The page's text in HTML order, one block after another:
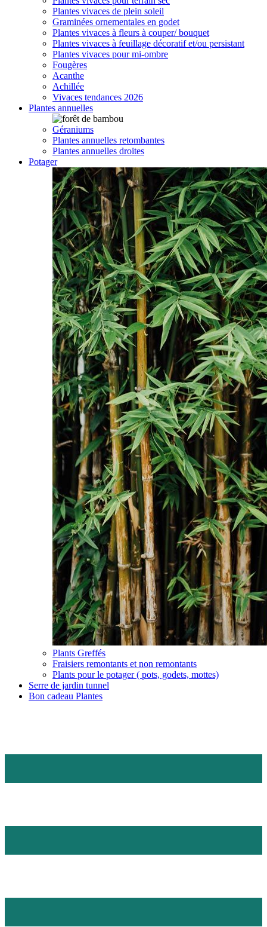
Plantes vivaces de plein soleil
Graminées ornementales en godet
Plantes vivaces à fleurs à couper/ bouquet
Plantes vivaces à feuillage décoratif et/ou persistant
Plantes vivaces pour mi-ombre
Fougères
Acanthe
Achillée
Vivaces tendances 2026
Plantes annuelles
Géraniums
Plantes annuelles retombantes
Plantes annuelles droites
Potager
Plants Greffés
Fraisiers remontants et non remontants
Plants pour le potager ( pots, godets, mottes)
Serre de jardin tunnel
Bon cadeau Plantes